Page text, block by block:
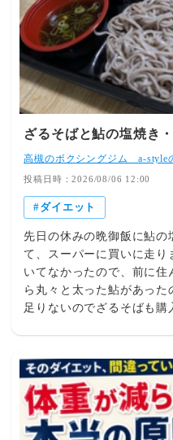
ざるそばと鮎の塩焼き・
高槻のボクシングジム a-style
投稿日時：2026/08/06 12:00
ダイエット
先日の休みの晩御飯に鮎の
て、スーパーに買いに走
いてなかったので、前に住
ら丸々と太った鮎があっ
足りないのでざるそばも購
盆休館日となります。ご了
ム スポーツボクシングジ
ト ↓http://be-
style のインスタ
↓https://